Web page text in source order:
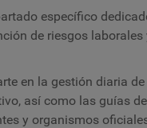
específico
de riesgos
en la gestión diaria
así como las guías
y organismos